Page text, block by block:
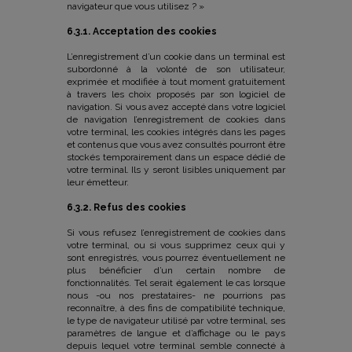
navigateur que vous utilisez ? »
6.3.1. Acceptation des cookies
L’enregistrement d’un cookie dans un terminal est
subordonné à la volonté de son utilisateur,
exprimée et modifiée à tout moment gratuitement
à travers les choix proposés par son logiciel de
navigation. Si vous avez accepté dans votre logiciel
de navigation l’enregistrement de cookies dans
votre terminal, les cookies intégrés dans les pages
et contenus que vous avez consultés pourront être
stockés temporairement dans un espace dédié de
votre terminal. Ils y seront lisibles uniquement par
leur émetteur.
6.3.2. Refus des cookies
Si vous refusez l’enregistrement de cookies dans
votre terminal, ou si vous supprimez ceux qui y
sont enregistrés, vous pourrez éventuellement ne
plus bénéficier d’un certain nombre de
fonctionnalités. Tel serait également le cas lorsque
nous -ou nos prestataires- ne pourrions pas
reconnaître, à des fins de compatibilité technique,
le type de navigateur utilisé par votre terminal, ses
paramètres de langue et d’affichage ou le pays
depuis lequel votre terminal semble connecté à